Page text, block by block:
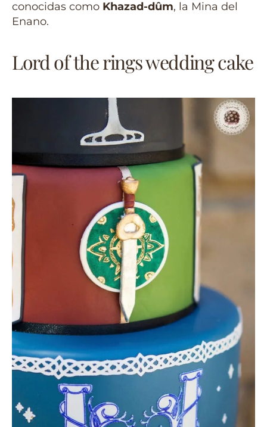
conocidas como Khazad-dûm, la Mina del
Enano.
Lord of the rings wedding cake